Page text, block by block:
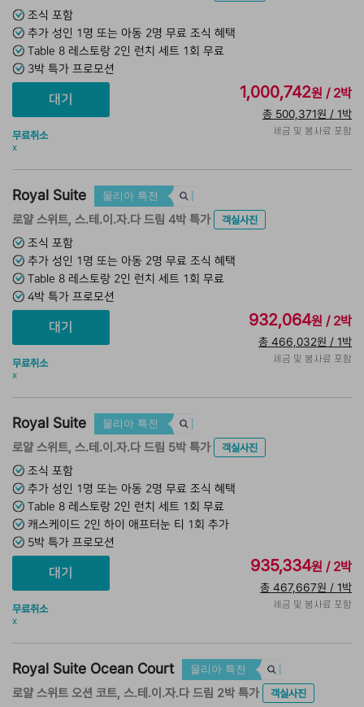
조식 포함
추가 성인 1명 또는 아동 2명 무료 조식 혜택
Table 8 레스토랑 2인 런치 세트 1회 무료
3박 특가 프로모션
무료취소
x
1,000,742원 / 2박
총 500,371원 / 1박
세금 및 봉사료 포함
Royal Suite 물리아 특전
로얄 스위트, 스.테.이.자.다 드림 4박 특가
객실사진
조식 포함
추가 성인 1명 또는 아동 2명 무료 조식 혜택
Table 8 레스토랑 2인 런치 세트 1회 무료
4박 특가 프로모션
무료취소
x
932,064원 / 2박
총 466,032원 / 1박
세금 및 봉사료 포함
Royal Suite 물리아 특전
로얄 스위트, 스.테.이.자.다 드림 5박 특가
객실사진
조식 포함
추가 성인 1명 또는 아동 2명 무료 조식 혜택
Table 8 레스토랑 2인 런치 세트 1회 무료
캐스케이드 2인 하이 애프터눈 티 1회 추가
5박 특가 프로모션
무료취소
x
935,334원 / 2박
총 467,667원 / 1박
세금 및 봉사료 포함
Royal Suite Ocean Court 물리아 특전
로얄 스위트 오션 코트, 스.테.이.자.다 드림 2박 특가
객실사진